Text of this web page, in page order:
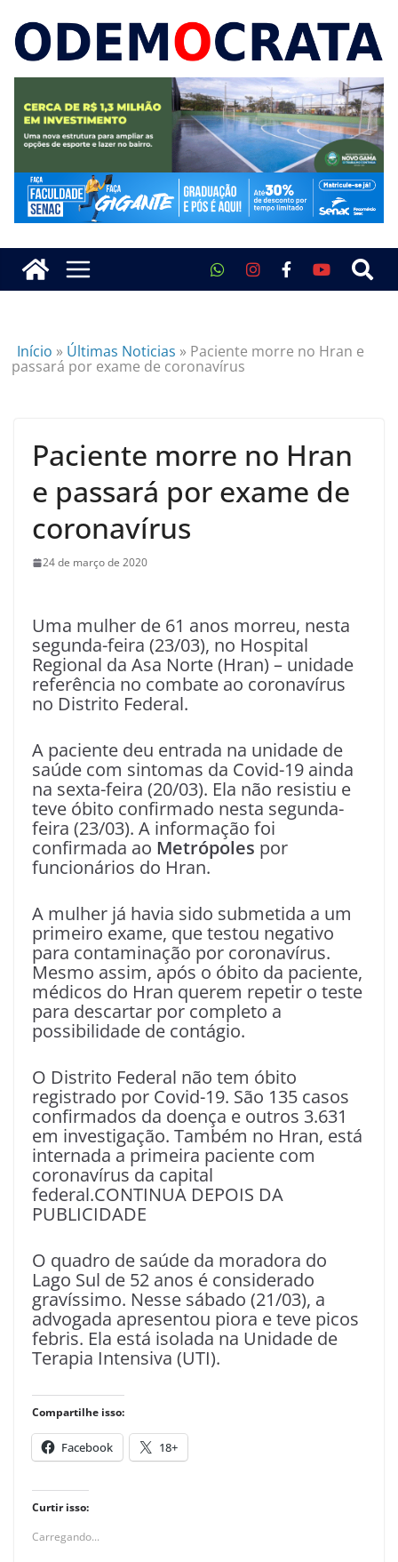
Início » Últimas Noticias » Paciente morre no Hran e
passará por exame de coronavírus
Paciente morre no Hran
e passará por exame de
coronavírus
24 de março de 2020
Uma mulher de 61 anos morreu, nesta
segunda-feira (23/03), no Hospital
Regional da Asa Norte (Hran) – unidade
referência no combate ao coronavírus
no Distrito Federal.
A paciente deu entrada na unidade de
saúde com sintomas da Covid-19 ainda
na sexta-feira (20/03). Ela não resistiu e
teve óbito confirmado nesta segunda-
feira (23/03). A informação foi
confirmada ao Metrópoles por
funcionários do Hran.
A mulher já havia sido submetida a um
primeiro exame, que testou negativo
para contaminação por coronavírus.
Mesmo assim, após o óbito da paciente,
médicos do Hran querem repetir o teste
para descartar por completo a
possibilidade de contágio.
O Distrito Federal não tem óbito
registrado por Covid-19. São 135 casos
confirmados da doença e outros 3.631
em investigação. Também no Hran, está
internada a primeira paciente com
coronavírus da capital
federal.CONTINUA DEPOIS DA
PUBLICIDADE
O quadro de saúde da moradora do
Lago Sul de 52 anos é considerado
gravíssimo. Nesse sábado (21/03), a
advogada apresentou piora e teve picos
febris. Ela está isolada na Unidade de
Terapia Intensiva (UTI).
Compartilhe isso:
Facebook 18+
Curtir isso:
Carregando...